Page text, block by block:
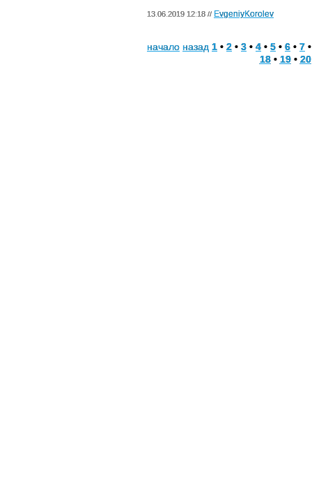
13.06.2019 12:18 // EvgeniyKorolev
начало назад 1 • 2 • 3 • 4 • 5 • 6 • 7
18• 19• 20